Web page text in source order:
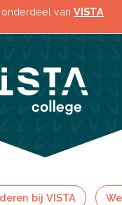
, onderdeel van VISTA
bij VISTA